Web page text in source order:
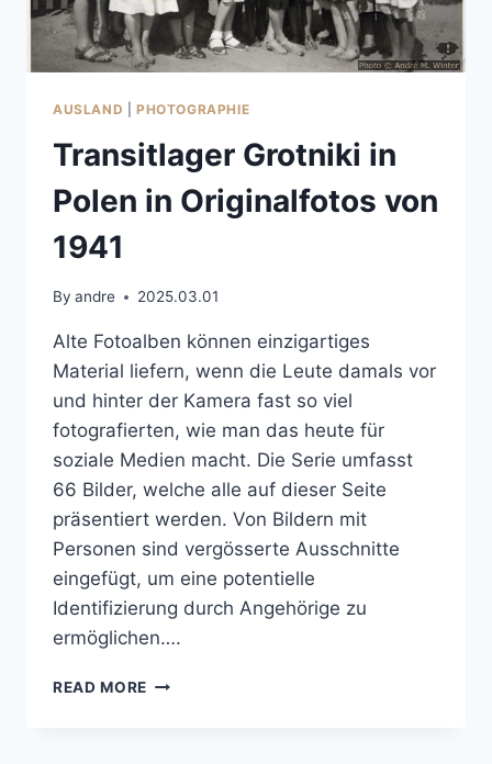
AUSLAND PHOTOGRAPHIE
Transitlager Grotniki in
Polen in Originalfotos von
1941
By andre 2025.03.01
Alte Fotoalben können einzigartiges
Material liefern, wenn die Leute damals vor
und hinter der Kamera fast so viel
fotografierten, wie man das heute für
soziale Medien macht. Die Serie umfasst
66 Bilder, welche alle auf dieser Seite
präsentiert werden. Von Bildern mit
Personen sind vergösserte Ausschnitte
eingefügt, um eine potentielle
Identifizierung durch Angehörige zu
ermöglichen….
READ MORE TRANSITLAGER